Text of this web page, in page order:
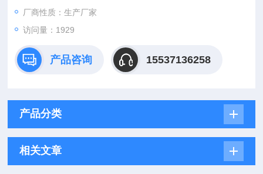
厂商性质：生产厂家
访问量：1929
产品咨询 15537136258
产品分类
相关文章